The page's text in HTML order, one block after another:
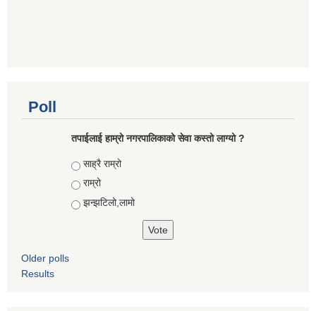
Poll
तपाईलाई हाम्रो नगरपालिकाको सेवा कस्तो लाग्यो ?
Choices
साह्रै राम्रो
राम्रो
झन्झटिलो,लामो
Older polls
Results